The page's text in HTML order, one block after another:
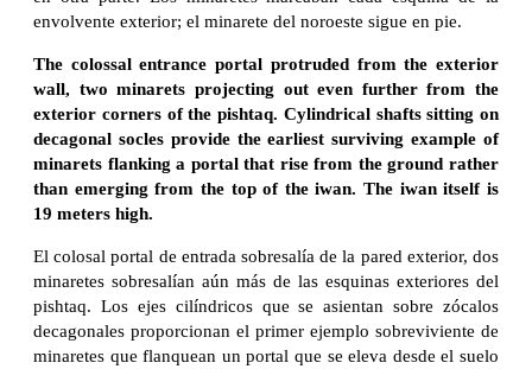
envolvente exterior; el minarete del noroeste sigue en pie.
The colossal entrance portal protruded from the exterior
wall, two minarets projecting out even further from the
exterior corners of the pishtaq. Cylindrical shafts sitting on
decagonal socles provide the earliest surviving example of
minarets flanking a portal that rise from the ground rather
than emerging from the top of the iwan. The iwan itself is
19 meters high.
El colosal portal de entrada sobresalía de la pared exterior, dos
minaretes sobresalían aún más de las esquinas exteriores del
pishtaq. Los ejes cilíndricos que se asientan sobre zócalos
decagonales proporcionan el primer ejemplo sobreviviente de
minaretes que flanquean un portal que se eleva desde el suelo